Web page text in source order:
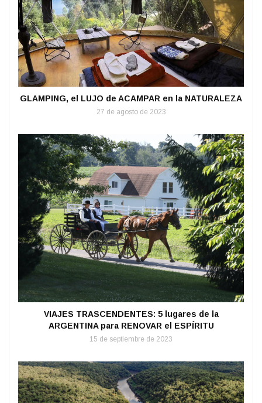
GLAMPING, el LUJO de ACAMPAR en la NATURALEZA
27 de agosto de 2023
VIAJES TRASCENDENTES: 5 lugares de la
ARGENTINA para RENOVAR el ESPÍRITU
15 de septiembre de 2023